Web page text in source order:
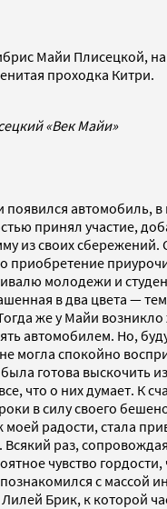
Майи Плисецкой,
проходка Китри.
«Век Майи»
появился автомобиль, в
принял участие,
из своих сбережений.
приобретение
молодежи и
в два цвета —
же у Майи
автомобилем. Но,
могла спокойно
готова выскочить
что о них думает. К
в силу своего
моей радости, стала
Всякий раз,
чувство гордости,
с массой
Брик, к которой